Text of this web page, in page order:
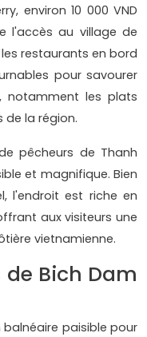
environ 10 000 VND
l'accès au village de
restaurants en bord
pour savourer
notamment les plats
de la région.
pêcheurs de Thanh
et magnifique. Bien
l'endroit est riche en
aux visiteurs une
vietnamienne.
Bich Dam
balnéaire paisible pour